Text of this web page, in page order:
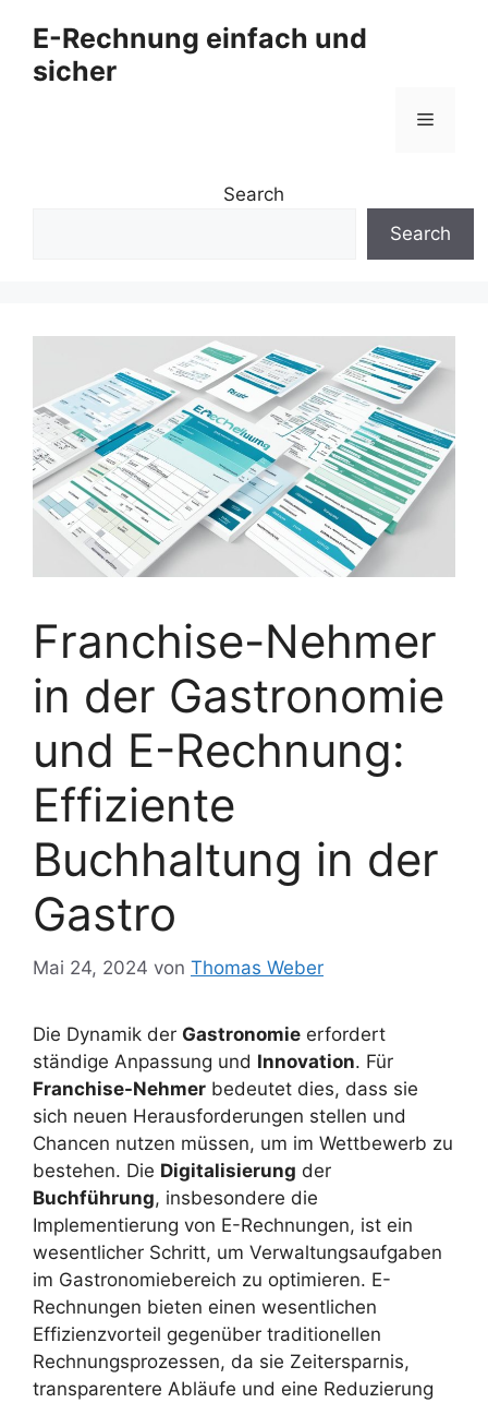
Inhalt
springen
E-Rechnung einfach und
sicher
Menü
Search
Search
Franchise-Nehmer
in der Gastronomie
und E-Rechnung:
Effiziente
Buchhaltung in der
Gastro
Mai 24, 2024 von Thomas Weber
Die Dynamik der Gastronomie erfordert
ständige Anpassung und Innovation. Für
Franchise-Nehmer bedeutet dies, dass sie
sich neuen Herausforderungen stellen und
Chancen nutzen müssen, um im Wettbewerb zu
bestehen. Die Digitalisierung der
Buchführung, insbesondere die
Implementierung von E-Rechnungen, ist ein
wesentlicher Schritt, um Verwaltungsaufgaben
im Gastronomiebereich zu optimieren. E-
Rechnungen bieten einen wesentlichen
Effizienzvorteil gegenüber traditionellen
Rechnungsprozessen, da sie Zeitersparnis,
transparentere Abläufe und eine Reduzierung